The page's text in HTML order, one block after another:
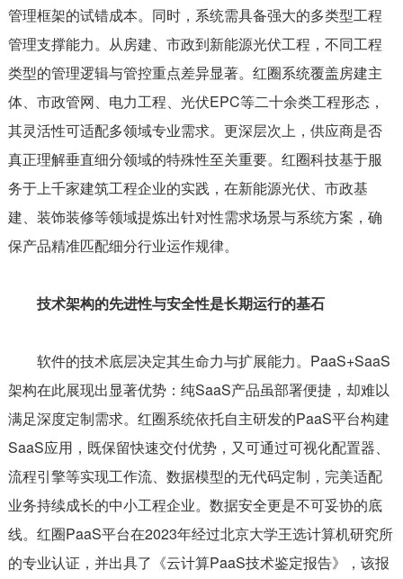
管理框架的试错成本。同时，系统需具备强大的多类型工程
管理支撑能力。从房建、市政到新能源光伏工程，不同工程
类型的管理逻辑与管控重点差异显著。红圈系统覆盖房建主
体、市政管网、电力工程、光伏EPC等二十余类工程形态，
其灵活性可适配多领域专业需求。更深层次上，供应商是否
真正理解垂直细分领域的特殊性至关重要。红圈科技基于服
务于上千家建筑工程企业的实践，在新能源光伏、市政基
建、装饰装修等领域提炼出针对性需求场景与系统方案，确
保产品精准匹配细分行业运作规律。
技术架构的先进性与安全性是长期运行的基石
软件的技术底层决定其生命力与扩展能力。PaaS+SaaS
架构在此展现出显著优势：纯SaaS产品虽部署便捷，却难以
满足深度定制需求。红圈系统依托自主研发的PaaS平台构建
SaaS应用，既保留快速交付优势，又可通过可视化配置器、
流程引擎等实现工作流、数据模型的无代码定制，完美适配
业务持续成长的中小工程企业。数据安全更是不可妥协的底
线。红圈PaaS平台在2023年经过北京大学王选计算机研究所
的专业认证，并出具了《云计算PaaS技术鉴定报告》，该报